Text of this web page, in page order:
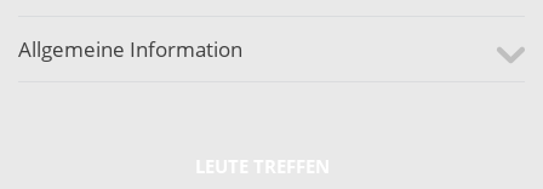
Allgemeine Information